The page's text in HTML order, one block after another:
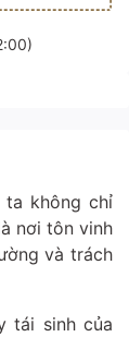
ta không chỉ
nơi tôn vinh
và trách
tái sinh của